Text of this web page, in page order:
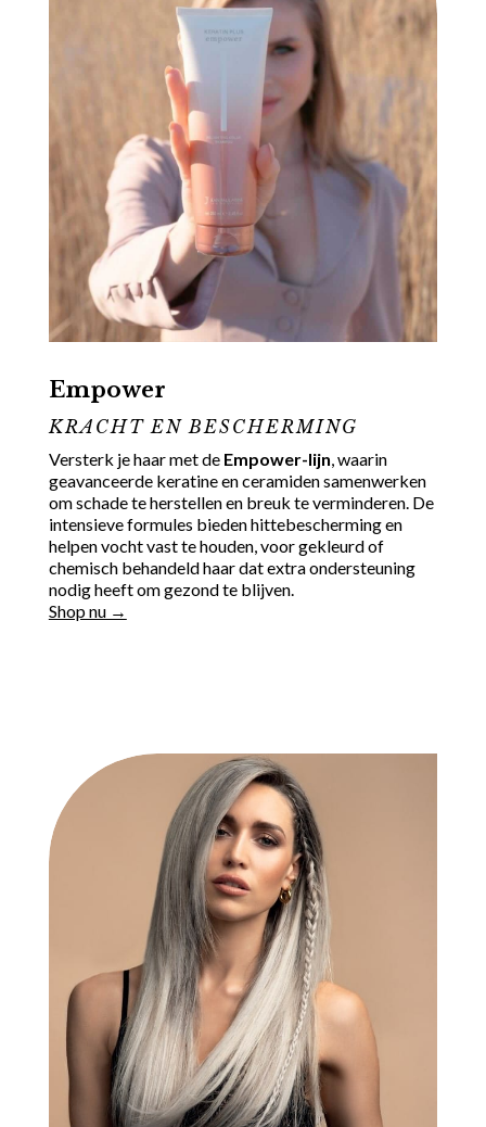
Empower
KRACHT EN BESCHERMING
Versterk je haar met de Empower-lijn, waarin
geavanceerde keratine en ceramiden samenwerken
om schade te herstellen en breuk te verminderen. De
intensieve formules bieden hittebescherming en
helpen vocht vast te houden, voor gekleurd of
chemisch behandeld haar dat extra ondersteuning
nodig heeft om gezond te blijven.
Shop nu →